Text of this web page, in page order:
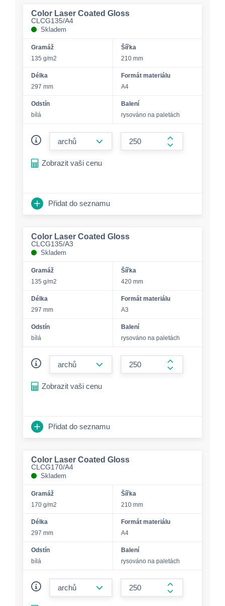
Color Laser Coated Gloss
CLCG135/A4
Skladem
Gramáž
135 g/m2
Šířka
210 mm
Délka
297 mm
Formát materiálu
A4
Odstín
bílá
Balení
rysováno na paletách
form.increase-
Zobrazit vaši cenu
Přidat do seznamu
Color Laser Coated Gloss
CLCG135/A3
Skladem
Gramáž
135 g/m2
Šířka
420 mm
Délka
297 mm
Formát materiálu
A3
Odstín
bílá
Balení
rysováno na paletách
form.increase-
Zobrazit vaši cenu
Přidat do seznamu
Color Laser Coated Gloss
CLCG170/A4
Skladem
Gramáž
170 g/m2
Šířka
210 mm
Délka
297 mm
Formát materiálu
A4
Odstín
bílá
Balení
rysováno na paletách
form.increase-